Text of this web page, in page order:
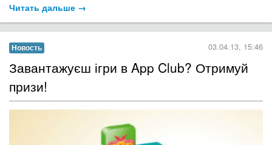
Читать дальше →
Новость 03.04.13, 15:46
Завантажуєш ігри в App Club? Отримуй
призи!